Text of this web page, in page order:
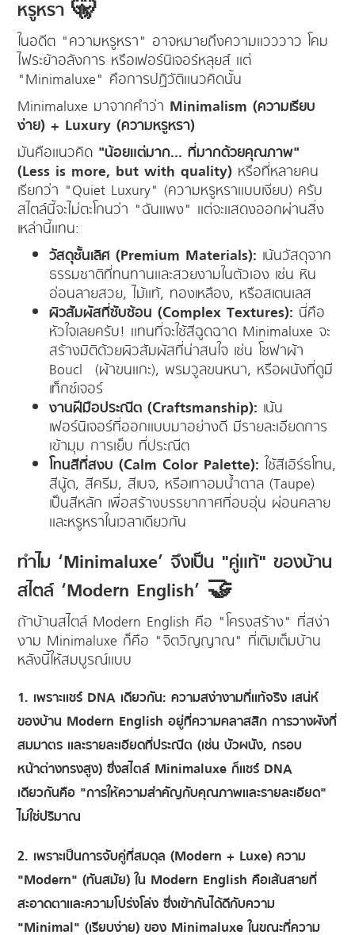
หรูหรา 🤫
ในอดีต "ความหรูหรา" อาจหมายถึงความแวววาว โคม
ไฟระย้าอลังการ หรือเฟอร์นิเจอร์หลุยส์ แต่
"Minimaluxe" คือการปฏิวัติแนวคิดนั้น
Minimaluxe มาจากคำว่า Minimalism (ความเรียบ
ง่าย) + Luxury (ความหรูหรา)
มันคือแนวคิด "น้อยแต่มาก... ที่มากด้วยคุณภาพ"
(Less is more, but with quality) หรือที่หลายคน
เรียกว่า "Quiet Luxury" (ความหรูหราแบบเงียบ) ครับ
สไตล์นี้จะไม่ตะโกนว่า "ฉันแพง" แต่จะแสดงออกผ่านสิ่ง
เหล่านี้แทน:
วัสดุชั้นเลิศ (Premium Materials): เน้นวัสดุจาก
ธรรมชาติที่ทนทานและสวยงามในตัวเอง เช่น หิน
อ่อนลายสวย, ไม้แท้, ทองเหลือง, หรือสเตนเลส
ผิวสัมผัสที่ซับซ้อน (Complex Textures): นี่คือ
หัวใจเลยครับ! แทนที่จะใช้สีฉูดฉาด Minimaluxe จะ
สร้างมิติด้วยผิวสัมผัสที่น่าสนใจ เช่น โซฟาผ้า
Bouclé (ผ้าขนแกะ), พรมวูลขนหนา, หรือผนังที่ดูมี
เท็กซ์เจอร์
งานฝีมือประณีต (Craftsmanship): เน้น
เฟอร์นิเจอร์ที่ออกแบบมาอย่างดี มีรายละเอียดการ
เข้ามุม การเย็บ ที่ประณีต
โทนสีที่สงบ (Calm Color Palette): ใช้สีเอิร์ธโทน,
สีนู้ด, สีครีม, สีเบจ, หรือเทาอมน้ำตาล (Taupe)
เป็นสีหลัก เพื่อสร้างบรรยากาศที่อบอุ่น ผ่อนคลาย
และหรูหราในเวลาเดียวกัน
ทำไม ‘Minimaluxe’ จึงเป็น "คู่แท้" ของบ้าน
สไตล์ ‘Modern English’ 🤝
ถ้าบ้านสไตล์ Modern English คือ "โครงสร้าง" ที่สง่า
งาม Minimaluxe ก็คือ "จิตวิญญาณ" ที่เติมเต็มบ้าน
หลังนี้ให้สมบูรณ์แบบ
1. เพราะแชร์ DNA เดียวกัน: ความสง่างามที่แท้จริง เสน่ห์
ของบ้าน Modern English อยู่ที่ความคลาสสิก การวางผังที่
สมมาตร และรายละเอียดที่ประณีต (เช่น บัวผนัง, กรอบ
หน้าต่างทรงสูง) ซึ่งสไตล์ Minimaluxe ก็แชร์ DNA
เดียวกันคือ "การให้ความสำคัญกับคุณภาพและรายละเอียด"
ไม่ใช่ปริมาณ
2. เพราะเป็นการจับคู่ที่สมดุล (Modern + Luxe) ความ
"Modern" (ทันสมัย) ใน Modern English คือเส้นสายที่
สะอาดตาและความโปร่งโล่ง ซึ่งเข้ากันได้ดีกับความ
"Minimal" (เรียบง่าย) ของ Minimaluxe ในขณะที่ความ